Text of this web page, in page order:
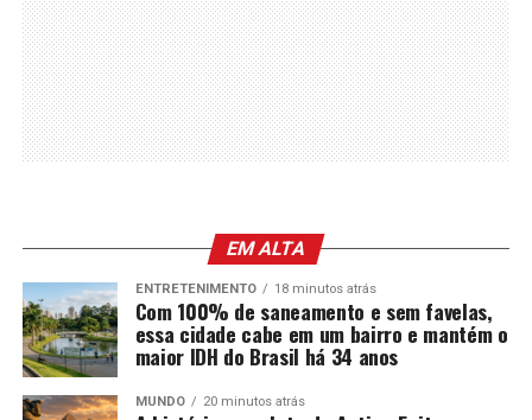
EM ALTA
ENTRETENIMENTO 18 minutos atrás
Com 100% de saneamento e sem favelas,
essa cidade cabe em um bairro e mantém o
maior IDH do Brasil há 34 anos
MUNDO 20 minutos atrás